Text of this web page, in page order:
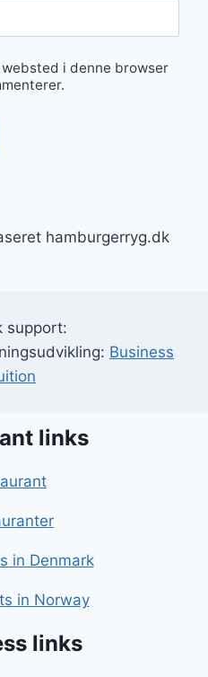
i denne browser
hamburgerryg.dk
support:
Business
links
in Denmark
in Norway
links